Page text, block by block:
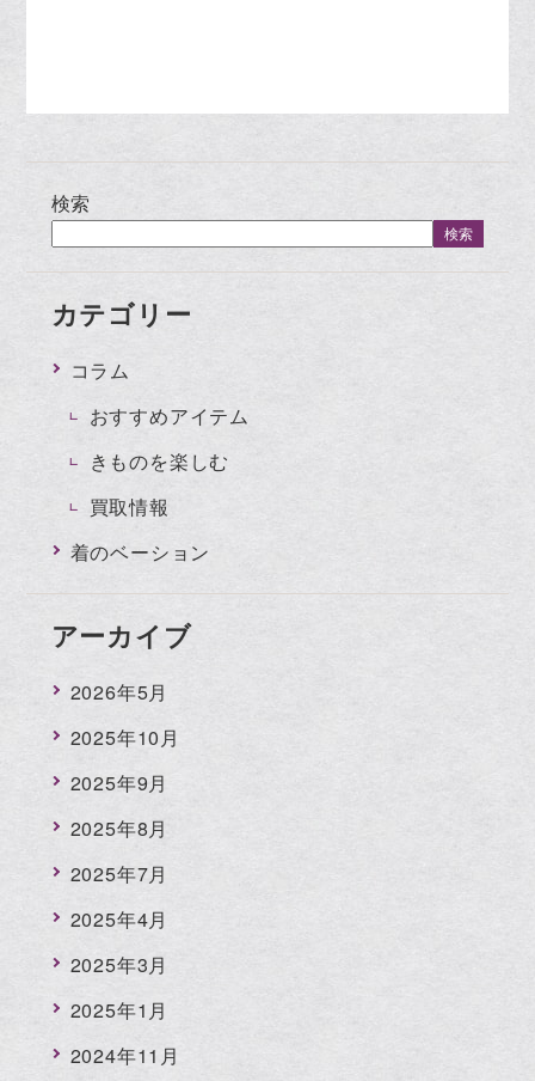
検索
検索
カテゴリー
コラム
おすすめアイテム
きものを楽しむ
買取情報
着のベーション
アーカイブ
2026年5月
2025年10月
2025年9月
2025年8月
2025年7月
2025年4月
2025年3月
2025年1月
2024年11月